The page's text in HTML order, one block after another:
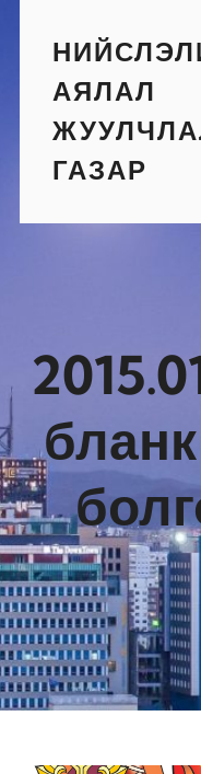
content
АЯЛАЛ
ГАЗАР